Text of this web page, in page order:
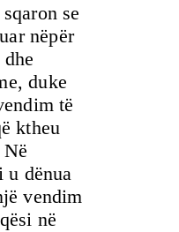
se
nëpër
duke
të
ktheu
dënua
vendim
në